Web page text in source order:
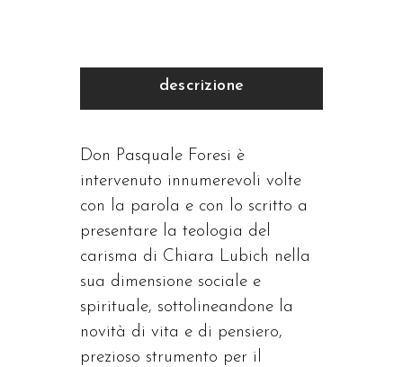
descrizione
Don Pasquale Foresi è
intervenuto innumerevoli volte
con la parola e con lo scritto a
presentare la teologia del
carisma di Chiara Lubich nella
sua dimensione sociale e
spirituale, sottolineandone la
novità di vita e di pensiero,
prezioso strumento per il